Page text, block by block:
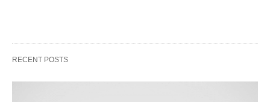
RECENT POSTS